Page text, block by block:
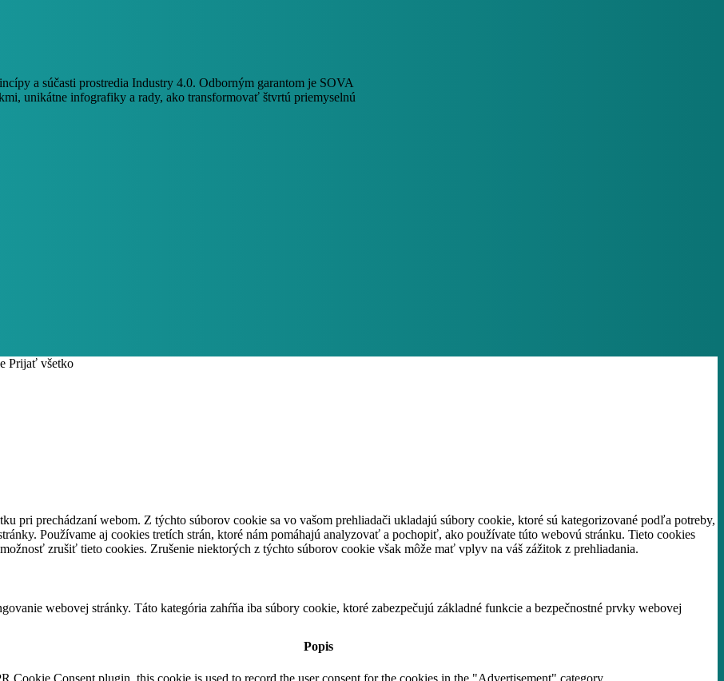
a súčasti prostredia Industry 4.0. Odborným garantom je SOVA
unikátne infografiky a rady, ako transformovať štvrtú priemyselnú
Prijať všetko
pri prechádzaní webom. Z týchto súborov cookie sa vo vašom prehliadači ukladajú súbory cookie, ktoré sú kategorizované podľa potreby,
Používame aj cookies tretích strán, ktoré nám pomáhajú analyzovať a pochopiť, ako používate túto webovú stránku. Tieto cookies
zrušiť tieto cookies. Zrušenie niektorých z týchto súborov cookie však môže mať vplyv na váš zážitok z prehliadania.
webovej stránky. Táto kategória zahŕňa iba súbory cookie, ktoré zabezpečujú základné funkcie a bezpečnostné prvky webovej
Popis